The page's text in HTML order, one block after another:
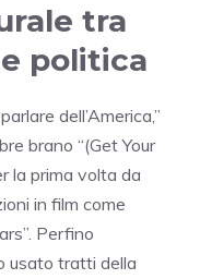
tra
politica
dell’America,”
brano “(Get Your
la prima volta da
in film come
Perfino
usato tratti della